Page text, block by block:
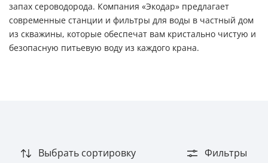
запах сероводорода. Компания «Экодар» предлагает
современные станции и фильтры для воды в частный дом
из скважины, которые обеспечат вам кристально чистую и
безопасную питьевую воду из каждого крана.
Выбрать сортировку Фильтры
Взвешенные вещества
Железо
Жесткость
Органические вещества